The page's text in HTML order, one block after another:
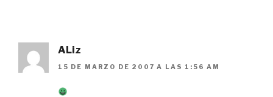
ALiz
15 DE MARZO DE 2007 A LAS 1:56 AM